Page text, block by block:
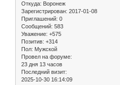
Откуда: Воронеж
Зарегистрирован: 2017-01-08
Приглашений: 0
Сообщений: 583
Уважение: +575
Позитив: +314
Пол: Мужской
Провел на форуме:
23 дня 13 часов
Последний визит:
2025-10-30 16:14:09